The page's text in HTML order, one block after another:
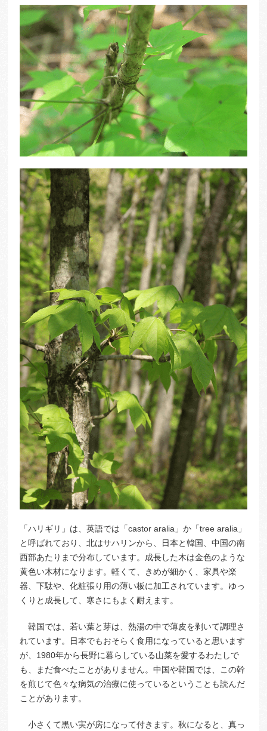
「ハリギリ」は、英語では「castor aralia」か「tree aralia」
と呼ばれており、北はサハリンから、日本と韓国、中国の南
西部あたりまで分布しています。成長した木は金色のような
黄色い木材になります。軽くて、きめが細かく、家具や楽
器、下駄や、化粧張り用の薄い板に加工されています。ゆっ
くりと成長して、寒さにもよく耐えます。
韓国では、若い葉と芽は、熱湯の中で薄皮を剥いて調理さ
れています。日本でもおそらく食用になっていると思います
が、1980年から長野に暮らしている山菜を愛するわたしで
も、まだ食べたことがありません。中国や韓国では、この幹
を煎じて色々な病気の治療に使っているということも読んだ
ことがあります。
小さくて黒い実が房になって付きます。秋になると、真っ